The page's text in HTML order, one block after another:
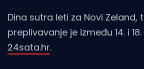
Dina sutra leti za Novi Zeland,
preplivavanje je između 14. i
24sata.hr.